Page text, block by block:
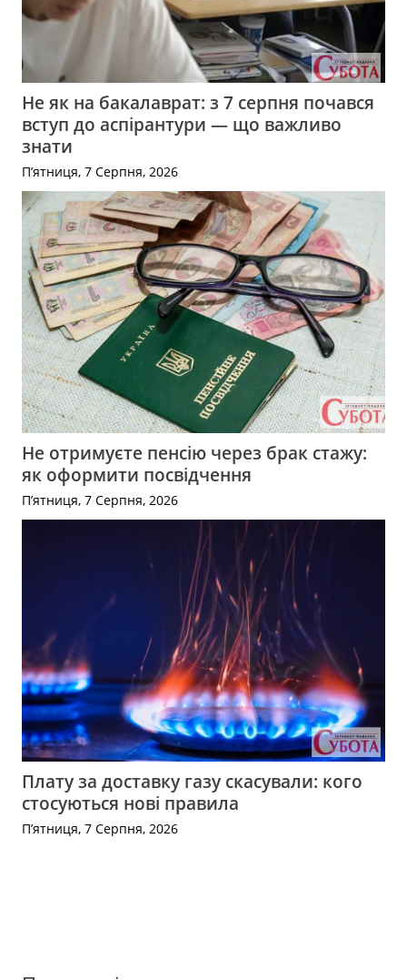
Не як на бакалаврат: з 7 серпня почався
вступ до аспірантури — що важливо
знати
П’ятниця, 7 Серпня, 2026
Не отримуєте пенсію через брак стажу:
як оформити посвідчення
П’ятниця, 7 Серпня, 2026
Плату за доставку газу скасували: кого
стосуються нові правила
П’ятниця, 7 Серпня, 2026